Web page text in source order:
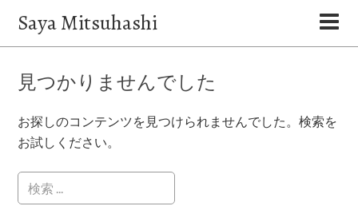
Saya Mitsuhashi
見つかりませんでした
お探しのコンテンツを見つけられませんでした。検索を
お試しください。